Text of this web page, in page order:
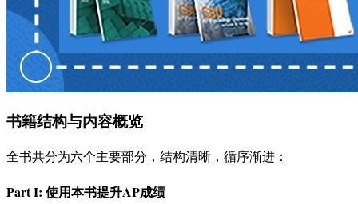
书籍结构与内容概览
全书共分为六个主要部分，结构清晰，循序渐进：
Part I: 使用本书提升AP成绩